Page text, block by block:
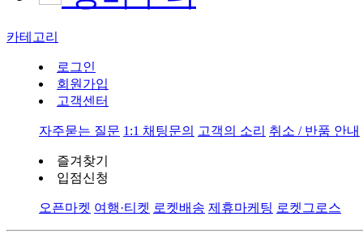
카테고리
로그인
회원가입
고객센터
자주묻는 질문 1:1 채팅문의 고객의 소리 취소 / 반품 안내
즐겨찾기
입점신청
오픈마켓 여행·티켓 로켓배송 제휴마케팅 로켓그로스